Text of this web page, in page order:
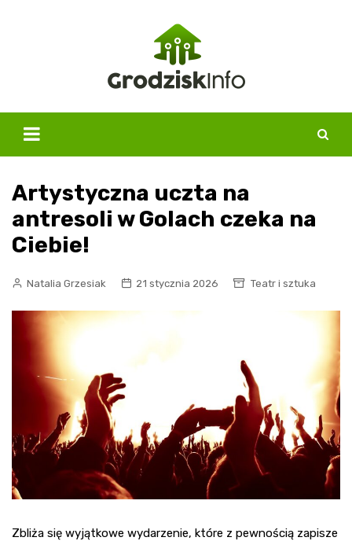
Artystyczna uczta na
antresoli w Golach czeka na
Ciebie!
Natalia Grzesiak 21 stycznia 2026 Teatr i sztuka
Zbliża się wyjątkowe wydarzenie, które z pewnością zapisze